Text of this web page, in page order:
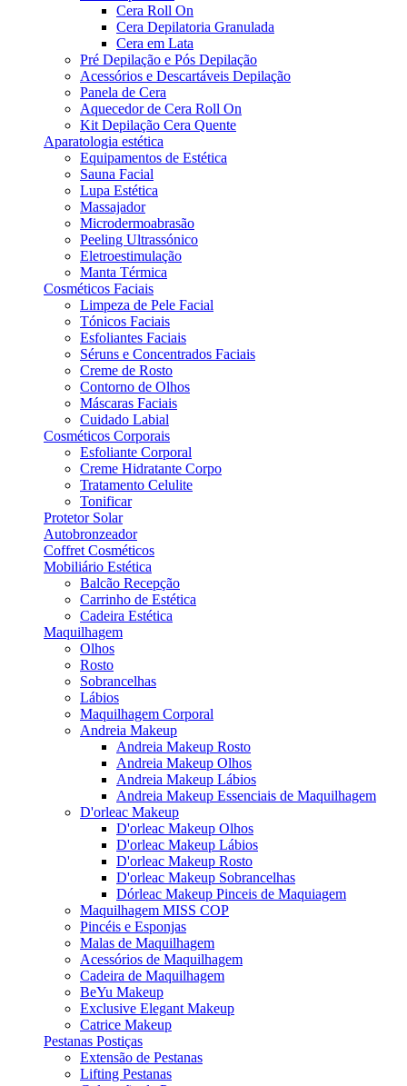
Cera Roll On
Cera Depilatoria Granulada
Cera em Lata
Pré Depilação e Pós Depilação
Acessórios e Descartáveis Depilação
Panela de Cera
Aquecedor de Cera Roll On
Kit Depilação Cera Quente
Aparatologia estética
Equipamentos de Estética
Sauna Facial
Lupa Estética
Massajador
Microdermoabrasão
Peeling Ultrassónico
Eletroestimulação
Manta Térmica
Cosméticos Faciais
Limpeza de Pele Facial
Tónicos Faciais
Esfoliantes Faciais
Séruns e Concentrados Faciais
Creme de Rosto
Contorno de Olhos
Máscaras Faciais
Cuidado Labial
Cosméticos Corporais
Esfoliante Corporal
Creme Hidratante Corpo
Tratamento Celulite
Tonificar
Protetor Solar
Autobronzeador
Coffret Cosméticos
Mobiliário Estética
Balcão Recepção
Carrinho de Estética
Cadeira Estética
Maquilhagem
Olhos
Rosto
Sobrancelhas
Lábios
Maquilhagem Corporal
Andreia Makeup
Andreia Makeup Rosto
Andreia Makeup Olhos
Andreia Makeup Lábios
Andreia Makeup Essenciais de Maquilhagem
D'orleac Makeup
D'orleac Makeup Olhos
D'orleac Makeup Lábios
D'orleac Makeup Rosto
D'orleac Makeup Sobrancelhas
Dórleac Makeup Pinceis de Maquiagem
Maquilhagem MISS COP
Pincéis e Esponjas
Malas de Maquilhagem
Acessórios de Maquilhagem
Cadeira de Maquilhagem
BeYu Makeup
Exclusive Elegant Makeup
Catrice Makeup
Pestanas Postiças
Extensão de Pestanas
Lifting Pestanas